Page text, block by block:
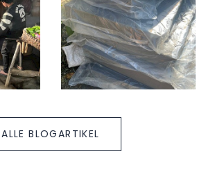
ALLE BLOGARTIKEL